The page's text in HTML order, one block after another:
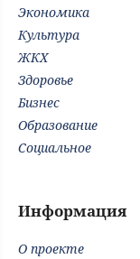
Экономика
Культура
ЖКХ
Здоровье
Бизнес
Образование
Социальное
Информация
О проекте